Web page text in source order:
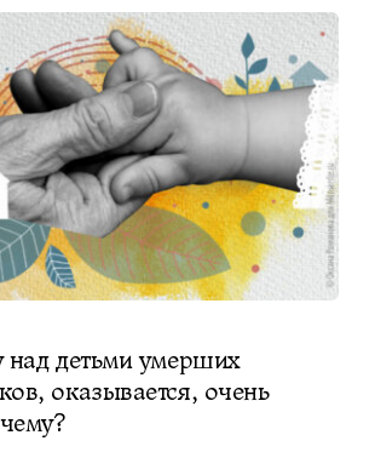
над детьми умерших
оказывается, очень